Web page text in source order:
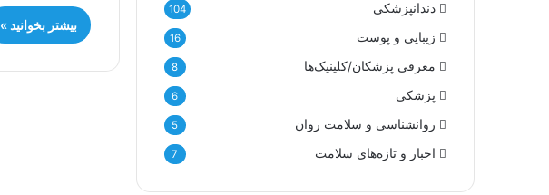
بیشتر بخوانید »
دندانپزشکی 104
زیبایی و پوست 16
معرفی پزشکان/کلینیک‌ها 8
پزشکی 6
روانشناسی و سلامت روان 5
اخبار و تازه‌های سلامت 7